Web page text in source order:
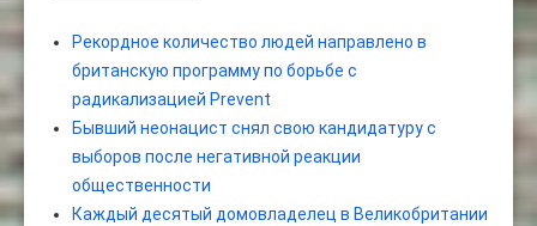
Рекордное количество людей направлено в
британскую программу по борьбе с
радикализацией Prevent
Бывший неонацист снял свою кандидатуру с
выборов после негативной реакции
общественности
Каждый десятый домовладелец в Великобритании